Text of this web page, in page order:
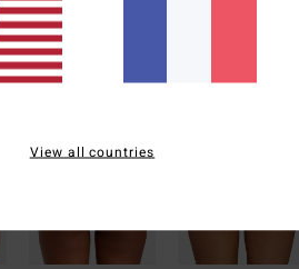
Quelle forme
View all countries